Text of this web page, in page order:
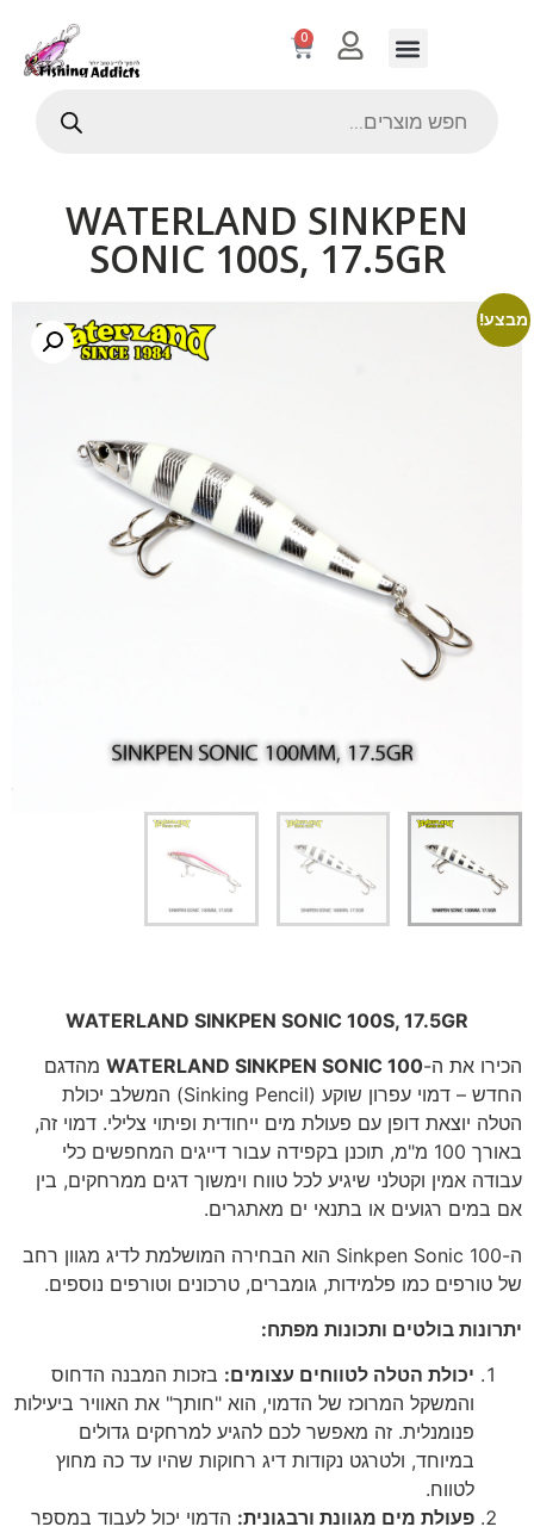
0
WATERLAND SINKPEN
SONIC 100S, 17.5GR
WATERLAND SINKPEN SONIC 100S, 17.5GR
הכירו את ה-WATERLAND SINKPEN SONIC 100 מהדגם
החדש – דמוי עפרון שוקע (Sinking Pencil) המשלב יכולת
הטלה יוצאת דופן עם פעולת מים ייחודית ופיתוי צלילי. דמוי זה,
באורך 100 מ"מ, תוכנן בקפידה עבור דייגים המחפשים כלי
עבודה אמין וקטלני שיגיע לכל טווח וימשוך דגים ממרחקים, בין
אם במים רגועים או בתנאי ים מאתגרים.
ה-Sinkpen Sonic 100 הוא הבחירה המושלמת לדיג מגוון רחב
של טורפים כמו פלמידות, גומברים, טרכונים וטורפים נוספים.
יתרונות בולטים ותכונות מפתח:
יכולת הטלה לטווחים עצומים: בזכות המבנה הדחוס
והמשקל המרוכז של הדמוי, הוא "חותך" את האוויר ביעילות
פנומנלית. זה מאפשר לכם להגיע למרחקים גדולים
במיוחד, ולטרגט נקודות דיג רחוקות שהיו עד כה מחוץ
לטווח.
פעולת מים מגוונת ורבגונית: הדמוי יכול לעבוד במספר
מבצע!